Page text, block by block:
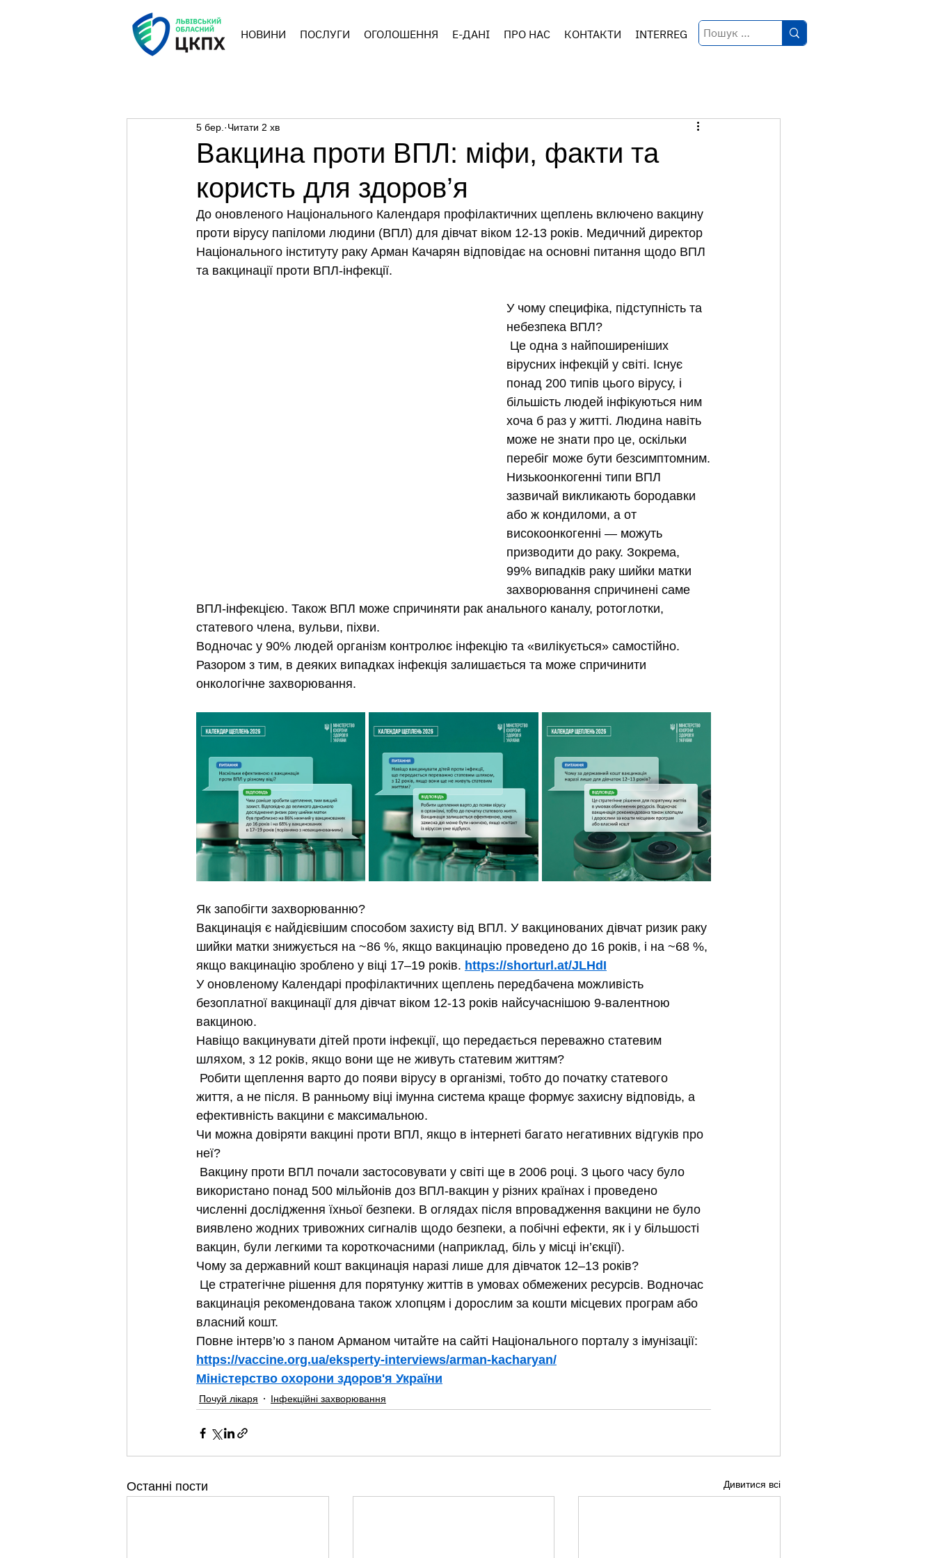
НОВИНИ ПОСЛУГИ ОГОЛОШЕННЯ E-ДАНІ ПРО НАС КОНТАКТИ INTERREG
Вакцина проти ВПЛ: міфи, факти та
користь для здоров’я
5 бер. Читати 2 хв
До оновленого Національного Календаря профілактичних щеплень включено вакцину
проти вірусу папіломи людини (ВПЛ) для дівчат віком 12-13 років. Медичний директор
Національного інституту раку Арман Качарян відповідає на основні питання щодо ВПЛ
та вакцинації проти ВПЛ-інфекції.
У чому специфіка, підступність та
небезпека ВПЛ?
Це одна з найпоширеніших
вірусних інфекцій у світі. Існує
понад 200 типів цього вірусу, і
більшість людей інфікуються ним
хоча б раз у житті. Людина навіть
може не знати про це, оскільки
перебіг може бути безсимптомним.
Низькоонкогенні типи ВПЛ
зазвичай викликають бородавки
або ж кондиломи, а от
високоонкогенні — можуть
призводити до раку. Зокрема,
99% випадків раку шийки матки
захворювання спричинені саме
ВПЛ-інфекцією. Також ВПЛ може спричиняти рак анального каналу, ротоглотки,
статевого члена, вульви, піхви.
Водночас у 90% людей організм контролює інфекцію та «вилікується» самостійно.
Разором з тим, в деяких випадках інфекція залишається та може спричинити
онкологічне захворювання.
Як запобігти захворюванню?
Вакцинація є найдієвішим способом захисту від ВПЛ. У вакцинованих дівчат ризик раку
шийки матки знижується на ~86 %, якщо вакцинацію проведено до 16 років, і на ~68 %,
якщо вакцинацію зроблено у віці 17–19 років. https://shorturl.at/JLHdI
У оновленому Календарі профілактичних щеплень передбачена можливість
безоплатної вакцинації для дівчат віком 12-13 років найсучаснішою 9-валентною
вакциною.
Навіщо вакцинувати дітей проти інфекції, що передається переважно статевим
шляхом, з 12 років, якщо вони ще не живуть статевим життям?
Робити щеплення варто до появи вірусу в організмі, тобто до початку статевого
життя, а не після. В ранньому віці імунна система краще формує захисну відповідь, а
ефективність вакцини є максимальною.
Чи можна довіряти вакцині проти ВПЛ, якщо в інтернеті багато негативних відгуків про
неї?
Вакцину проти ВПЛ почали застосовувати у світі ще в 2006 році. З цього часу було
використано понад 500 мільйонів доз ВПЛ-вакцин у різних країнах і проведено
численні дослідження їхньої безпеки. В оглядах після впровадження вакцини не було
виявлено жодних тривожних сигналів щодо безпеки, а побічні ефекти, як і у більшості
вакцин, були легкими та короткочасними (наприклад, біль у місці ін’єкції).
Чому за державний кошт вакцинація наразі лише для дівчаток 12–13 років?
Це стратегічне рішення для порятунку життів в умовах обмежених ресурсів. Водночас
вакцинація рекомендована також хлопцям і дорослим за кошти місцевих програм або
власний кошт.
Повне інтерв’ю з паном Арманом читайте на сайті Національного порталу з імунізації:
https://vaccine.org.ua/eksperty-interviews/arman-kacharyan/
Міністерство охорони здоров'я України
Почуй лікаря Інфекційні захворювання
Останні пости Дивитися всі